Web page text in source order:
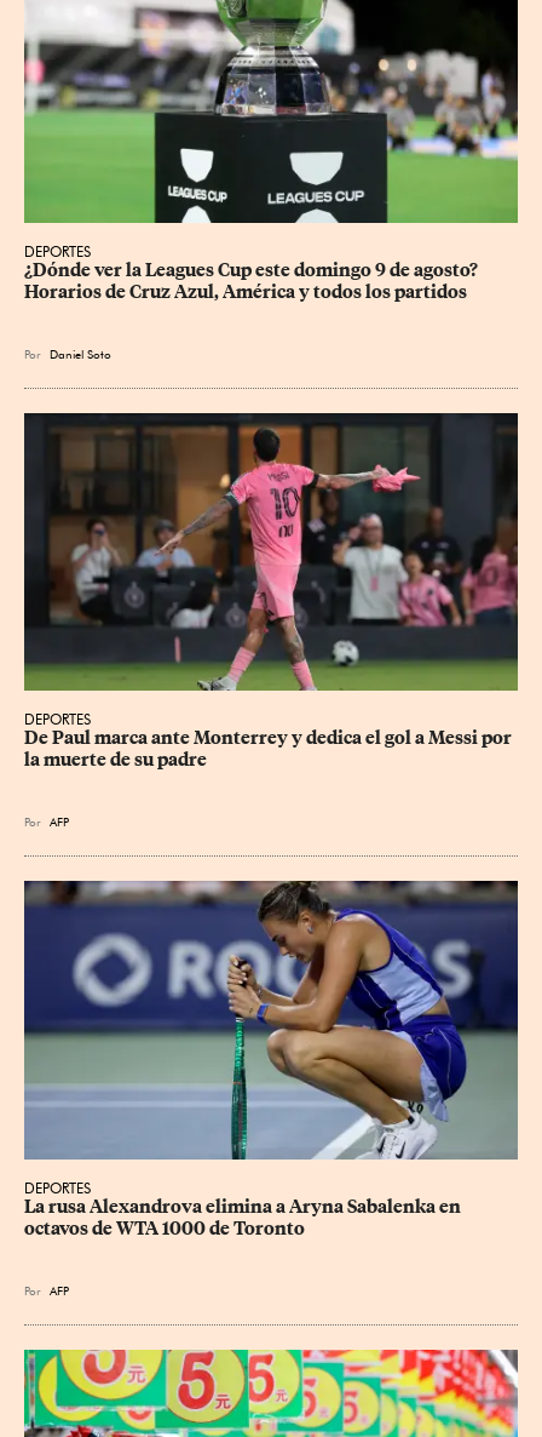
DEPORTES
¿Dónde ver la Leagues Cup este domingo 9 de agosto?
Horarios de Cruz Azul, América y todos los partidos
Por Daniel Soto
DEPORTES
De Paul marca ante Monterrey y dedica el gol a Messi por
la muerte de su padre
Por AFP
DEPORTES
La rusa Alexandrova elimina a Aryna Sabalenka en
octavos de WTA 1000 de Toronto
Por AFP